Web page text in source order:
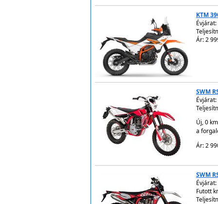
KTM
Évjárat:
Ár: 2
SWM
Évjárat:
Új, 0
a
Ár: 2
SWM
Évjárat:
Futott